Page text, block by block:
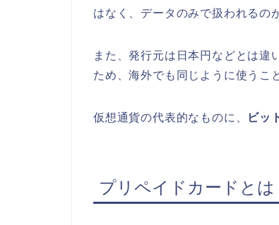
はなく、データのみで扱われるの
また、発行元は日本円などとは違
ため、海外でも同じように使うこ
仮想通貨の代表的なものに、 ビッ
プリペイドカードとは